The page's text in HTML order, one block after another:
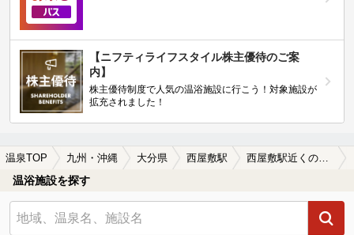
【ニフティライフスタイル株主優待のご案
内】
株主優待制度で人気の温浴施設に行こう！対象施設が
拡充されました！
温泉TOP 九州・沖縄 大分県 西屋敷駅 西屋敷駅近くの温泉宿・温泉旅館・ホテルおすすめ(2026年版)
温浴施設を探す